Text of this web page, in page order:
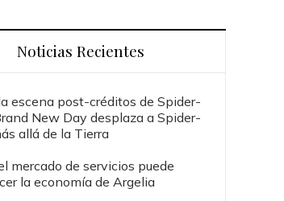
Noticias Recientes
escena post-créditos de Spider-
New Day desplaza a Spider-
allá de la Tierra
mercado de servicios puede
la economía de Argelia